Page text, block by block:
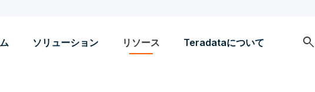
ソリューション リソース Teradataについて search